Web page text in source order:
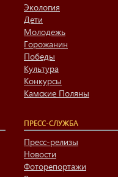
Экология
Дети
Молодежь
Горожанин
Победы
Культура
Конкурсы
Камские Поляны
ПРЕСС-СЛУЖБА
Пресс-релизы
Новости
Фоторепортажи